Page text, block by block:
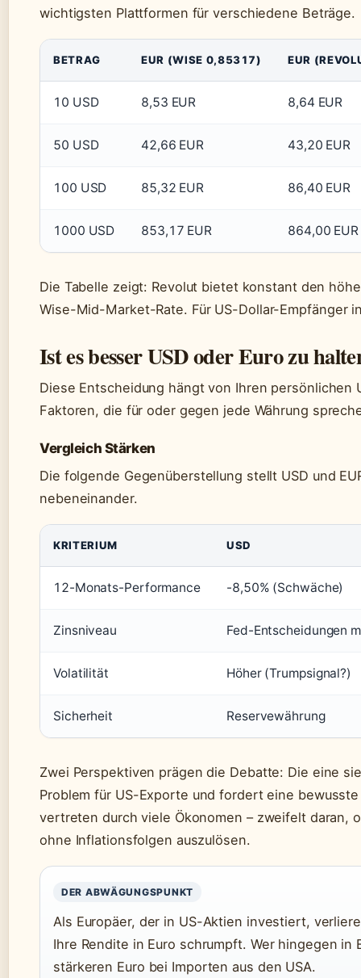
wichtigsten Plattformen für verschiedene Beträge.
BETRAG EUR (WISE 0,85317) EUR
10 USD 8,53 EUR 8,64 EUR
50 USD 42,66 EUR 43,20 EUR
100 USD 85,32 EUR 86,40 EUR
1000 USD 853,17 EUR 864,00 EUR
Die Tabelle zeigt: Revolut bietet konstant den
Wise-Mid-Market-Rate. Für US-Dollar-Empfänger
Ist es besser USD oder Euro zu
Diese Entscheidung hängt von Ihren
Faktoren, die für oder gegen jede Währung
Vergleich Stärken
Die folgende Gegenüberstellung stellt USD und
nebeneinander.
KRITERIUM USD
12-Monats-Performance -8,50% (Schwäche)
Zinsniveau Fed-Entscheidungen
Volatilität Höher (Trumpsignal?)
Sicherheit Reservewährung
Zwei Perspektiven prägen die Debatte: Die eine
Problem für US-Exporte und fordert eine
vertreten durch viele Ökonomen – zweifelt daran,
ohne Inflationsfolgen auszulösen.
DER ABWÄGUNGSPUNKT
Als Europäer, der in US-Aktien investiert,
Ihre Rendite in Euro schrumpft. Wer hingegen
stärkeren Euro bei Importen aus den USA.